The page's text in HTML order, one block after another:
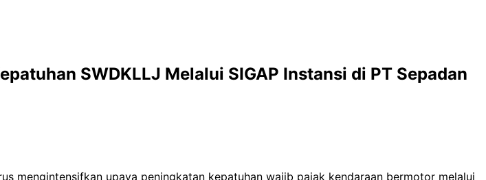
SWDKLLJ Melalui SIGAP Instansi di PT Sepadan
mengintensifkan upaya peningkatan kepatuhan wajib pajak kendaraan bermotor melalui